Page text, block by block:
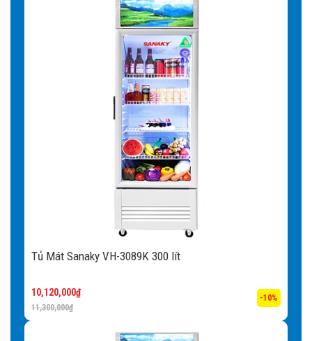
Tủ Mát Sanaky VH-3089K 300 lít
11,300,000₫
10,120,000₫
-10%